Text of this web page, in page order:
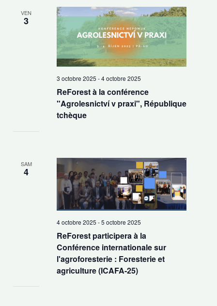
VEN
3
ReForest à la conférence
"Agrolesnictví v praxi", République
tchèque
3 octobre 2025 -4 octobre 2025
SAM
4
ReForest participera à la
Conférence internationale sur
l'agroforesterie : Foresterie et
agriculture (ICAFA-25)
4 octobre 2025 -5 octobre 2025